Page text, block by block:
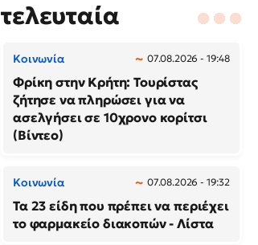
τελευταία
Κοινωνία 07.08.2026 - 19:48
Φρίκη στην Κρήτη: Τουρίστας
ζήτησε να πληρώσει για να
ασελγήσει σε 10χρονο κορίτσι
(Βίντεο)
Κοινωνία 07.08.2026 - 19:32
Τα 23 είδη που πρέπει να περιέχει
το φαρμακείο διακοπών - Λίστα